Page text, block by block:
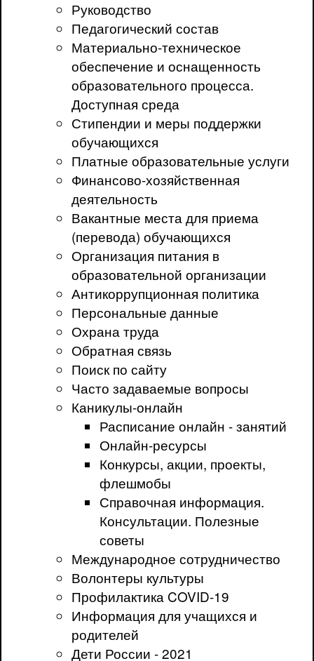
Руководство
Педагогический состав
Материально-техническое
обеспечение и оснащенность
образовательного процесса.
Доступная среда
Стипендии и меры поддержки
обучающихся
Платные образовательные услуги
Финансово-хозяйственная
деятельность
Вакантные места для приема
(перевода) обучающихся
Организация питания в
образовательной организации
Антикоррупционная политика
Персональные данные
Охрана труда
Обратная связь
Поиск по сайту
Часто задаваемые вопросы
Каникулы-онлайн
Расписание онлайн - занятий
Онлайн-ресурсы
Конкурсы, акции, проекты,
флешмобы
Справочная информация.
Консультации. Полезные
советы
Международное сотрудничество
Волонтеры культуры
Профилактика COVID-19
Информация для учащихся и
родителей
Дети России - 2021